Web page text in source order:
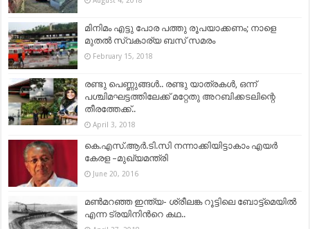
മിനിമം എട്ടു പോര പത്തു രൂപയാക്കണം; നാളെ
മുതല്‍ സ്വകാര്യ ബസ് സമരം
February 15, 2018
രണ്ടു പെണ്ണുങ്ങൾ.. രണ്ടു യാത്രകൾ, ഒന്ന്
പശ്ചിമഘട്ടത്തിലേക്ക് മറ്റേതു അറബിക്കടലിന്റെ
തീരത്തേക്ക്..
April 3, 2018
കെ.എസ്.ആര്‍.ടി.സി നന്നാക്കിയിട്ടാകാം എയര്‍
കേരള –മുഖ്യമന്ത്രി
June 20, 2016
മണ്‍മറഞ്ഞ ഇന്ത്യ- ശ്രീലങ്ക റൂട്ടിലെ ബോട്ട്‌മെയില്‍
എന്ന ട്രയിനിന്‍റെ കഥ..